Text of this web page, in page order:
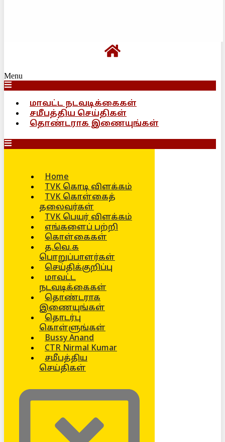
Menu
மாவட்ட நடவடிக்கைகள்
சமீபத்திய செய்திகள்
தொண்டராக இணையுங்கள்
Home
TVK கொடி விளக்கம்
TVK கொள்கைத்
தலைவர்கள்
TVK பெயர் விளக்கம்
எங்களைப் பற்றி
கொள்கைகள்
த.வெ.க
பொறுப்பாளர்கள்
செய்திக்குறிப்பு
மாவட்ட
நடவடிக்கைகள்
தொண்டராக
இணையுங்கள்
தொடர்பு
கொள்ளுங்கள்
Bussy Anand
CTR Nirmal Kumar
சமீபத்திய
செய்திகள்